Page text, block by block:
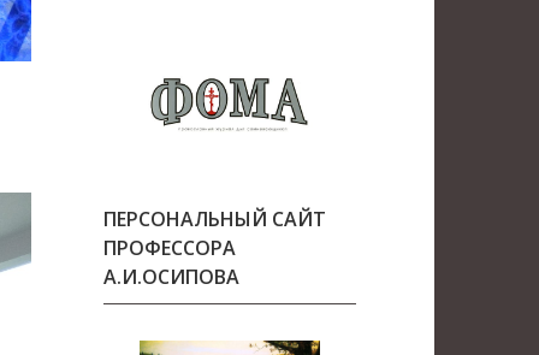
ПЕРСОНАЛЬНЫЙ САЙТ
ПРОФЕССОРА
А.И.ОСИПОВА